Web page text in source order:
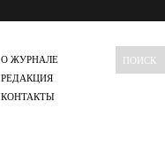
О ЖУРНАЛЕ
РЕДАКЦИЯ
КОНТАКТЫ